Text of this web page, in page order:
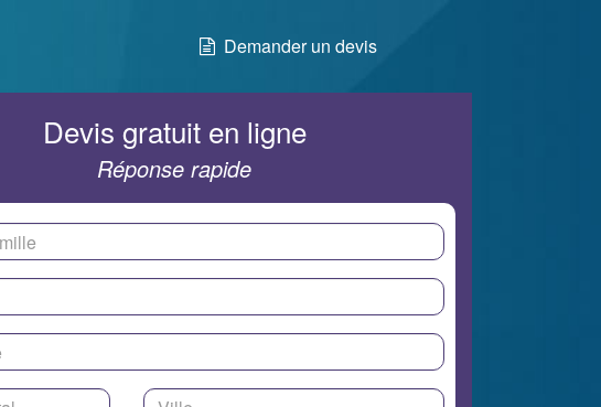
Demander un devis
Devis gratuit en ligne
Réponse rapide